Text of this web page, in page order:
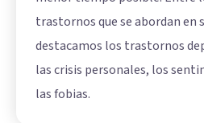
trastornos que se abordan en
destacamos los trastornos
las crisis personales, los
las fobias.